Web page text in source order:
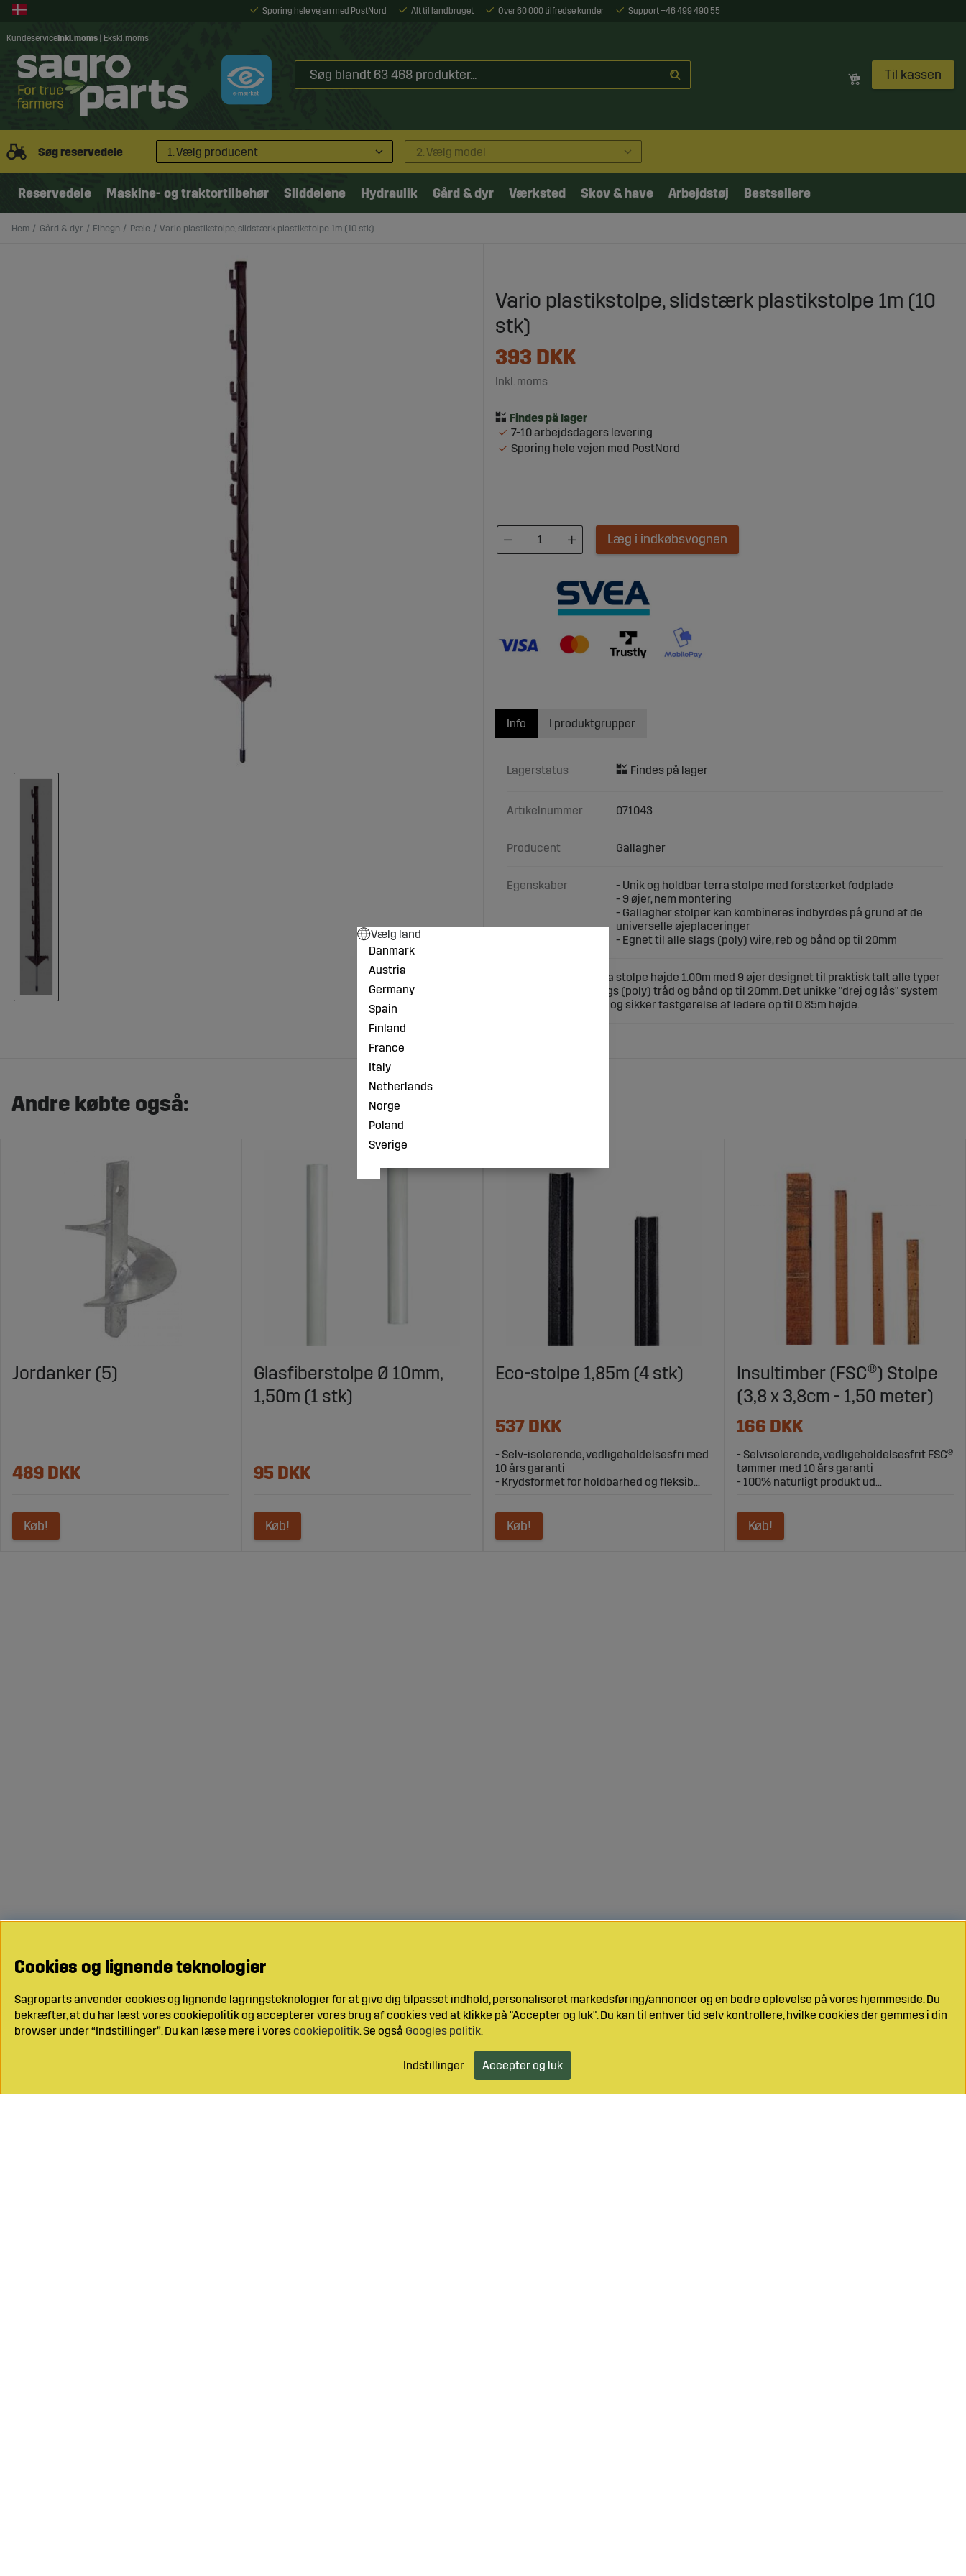
Sporing hele vejen med PostNord Alt til landbruget Over 60 000 tilfredse kunder Support +46 499 490 55
Kundeservice Inkl. moms Ekskl. moms
Til kassen
Søg reservedele 1. Vælg producent 2. Vælg model
Reservedele Maskine- og traktortilbehør Sliddelene Hydraulik Gård & dyr Værksted Skov & have Arbejdstøj Bestsellere
Hem Gård & dyr Elhegn Pæle Vario plastikstolpe, slidstærk plastikstolpe 1m (10 stk)
Vario plastikstolpe, slidstærk plastikstolpe 1m (10
stk)
393 DKK
Inkl. moms
7-10 arbejdsdagers levering
Sporing hele vejen med PostNord
Læg i indkøbsvognen
Info
Lagerstatus
Artikelnummer 071043
Producent Gallagher
Egenskaber
- Unik og holdbar terra stolpe med forstærket fodplade
- 9 øjer, nem montering
- Gallagher stolper kan kombineres indbyrdes på grund af de
universelle øjeplaceringer
- Egnet til alle slags (poly) wire, reb og bånd op til 20mm
Unik og holdbar terra stolpe højde 1.00m med 9 øjer designet til praktisk talt alle typer
dyr. Egnet til alle slags (poly) tråd og bånd op til 20mm. Det unikke "drej og lås" system
garanterer en enkel og sikker fastgørelse af ledere op til 0.85m højde.
I produktgrupper
Andre købte også:
Jordanker (5)
489 DKK
Køb!
Glasfiberstolpe Ø 10mm,
1,50m (1 stk)
95 DKK
Køb!
Eco-stolpe 1,85m (4 stk)
537 DKK
- Selv-isolerende, vedligeholdelsesfri med
10 års garanti
- Krydsformet for holdbarhed og fleksib...
Køb!
Insultimber (FSC®) Stolpe
(3,8 x 3,8cm - 1,50 meter)
166 DKK
- Selvisolerende, vedligeholdelsesfrit FSC®
tømmer med 10 års garanti
- 100% naturligt produkt ud...
Køb!
Cookies og lignende teknologier
Sagroparts anvender cookies og lignende lagringsteknologier for at give dig tilpasset indhold, personaliseret markedsføring/annoncer og en bedre oplevelse på vores hjemmeside. Du
bekræfter, at du har læst vores cookiepolitik og accepterer vores brug af cookies ved at klikke på "Accepter og luk". Du kan til enhver tid selv kontrollere, hvilke cookies der gemmes i din
browser under “Indstillinger”. Du kan læse mere i vorescookiepolitik. Se også Googles politik.
Indstillinger Accepter og luk
Vælg land
Danmark
Austria
Germany
Spain
Finland
France
Italy
Netherlands
Norge
Poland
Sverige